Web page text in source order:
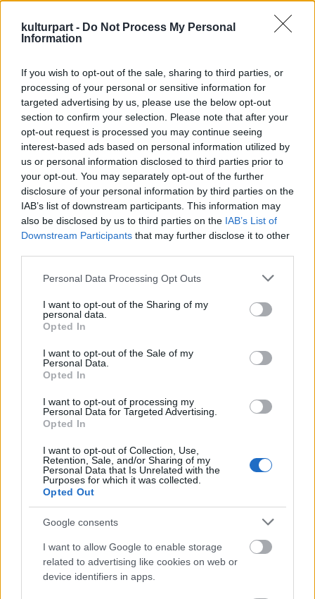
kulturpart - Do Not Process My Personal
Information
If you wish to opt-out of the sale, sharing to third parties, or
processing of your personal or sensitive information for
targeted advertising by us, please use the below opt-out
section to confirm your selection. Please note that after your
opt-out request is processed you may continue seeing
interest-based ads based on personal information utilized by
us or personal information disclosed to third parties prior to
your opt-out. You may separately opt-out of the further
disclosure of your personal information by third parties on the
IAB’s list of downstream participants. This information may
also be disclosed by us to third parties on the IAB’s List of
Downstream Participants that may further disclose it to other
Please note that this website/app uses one or more Google
not limited to your visit or usage behaviour. You may click to
grant or deny consent to Google and its third-party tags to
use your data for below specified purposes in below Google
consent section.
Personal Data Processing Opt Outs
I want to opt-out of the Sharing of my
personal data.
Opted In
I want to opt-out of the Sale of my
Personal Data.
Opted In
I want to opt-out of processing my
Personal Data for Targeted Advertising.
Opted In
I want to opt-out of Collection, Use,
Retention, Sale, and/or Sharing of my
Personal Data that Is Unrelated with the
Purposes for which it was collected.
Opted Out
Google consents
I want to allow Google to enable storage
related to advertising like cookies on web or
device identifiers in apps.
Az ingatlanban utazó, 47 éves orosz
nagyvállalkozó - akit az amerikai
Trumpjaként emlegetnek - 1,1 milliárd
fontnak (300 milliárd forintnak) megfelelő
vagyont tudhat magáénak, de ezzel is csak a
221-ik a leggazdagabb oroszok névsorában.
Hozzá képest azonban Naomi Campbell
szinte szegény: eddig hozzávetőleg 25 millió
fontot modellkedett össze.
Forrás:MTI
VECSEI H. MIKLÓS A ZSÁMBÉKI NYÁRI
VILÁGZENÉK A LEGJOBB MINŐSÉGBEN